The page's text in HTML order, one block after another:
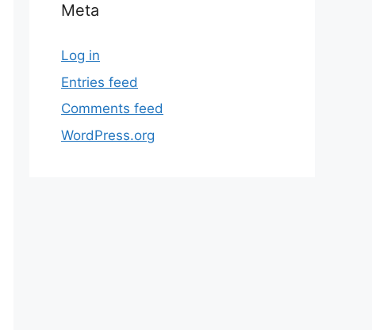
Meta
Log in
Entries feed
Comments feed
WordPress.org